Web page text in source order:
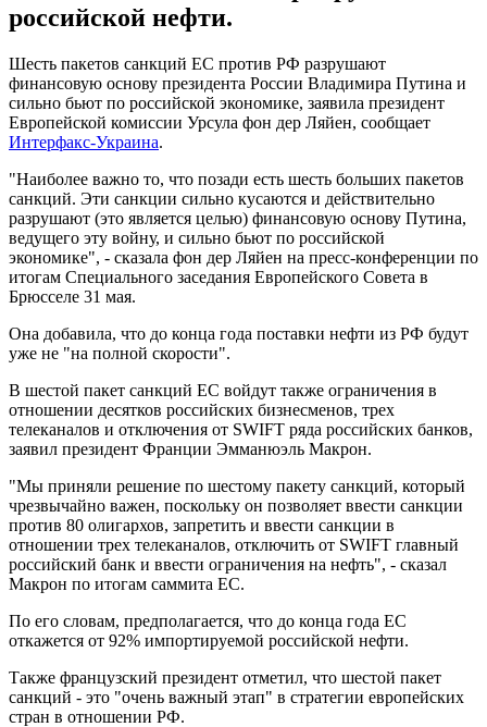
российской нефти.
Шесть пакетов санкций ЕС против РФ разрушают
финансовую основу президента России Владимира Путина и
сильно бьют по российской экономике, заявила президент
Европейской комиссии Урсула фон дер Ляйен, сообщает
Интерфакс-Украина.
"Наиболее важно то, что позади есть шесть больших пакетов
санкций. Эти санкции сильно кусаются и действительно
разрушают (это является целью) финансовую основу Путина,
ведущего эту войну, и сильно бьют по российской
экономике", - сказала фон дер Ляйен на пресс-конференции по
итогам Специального заседания Европейского Совета в
Брюсселе 31 мая.
Она добавила, что до конца года поставки нефти из РФ будут
уже не "на полной скорости".
В шестой пакет санкций ЕС войдут также ограничения в
отношении десятков российских бизнесменов, трех
телеканалов и отключения от SWIFT ряда российских банков,
заявил президент Франции Эмманюэль Макрон.
"Мы приняли решение по шестому пакету санкций, который
чрезвычайно важен, поскольку он позволяет ввести санкции
против 80 олигархов, запретить и ввести санкции в
отношении трех телеканалов, отключить от SWIFT главный
российский банк и ввести ограничения на нефть", - сказал
Макрон по итогам саммита ЕС.
По его словам, предполагается, что до конца года ЕС
откажется от 92% импортируемой российской нефти.
Также французский президент отметил, что шестой пакет
санкций - это "очень важный этап" в стратегии европейских
стран в отношении РФ.